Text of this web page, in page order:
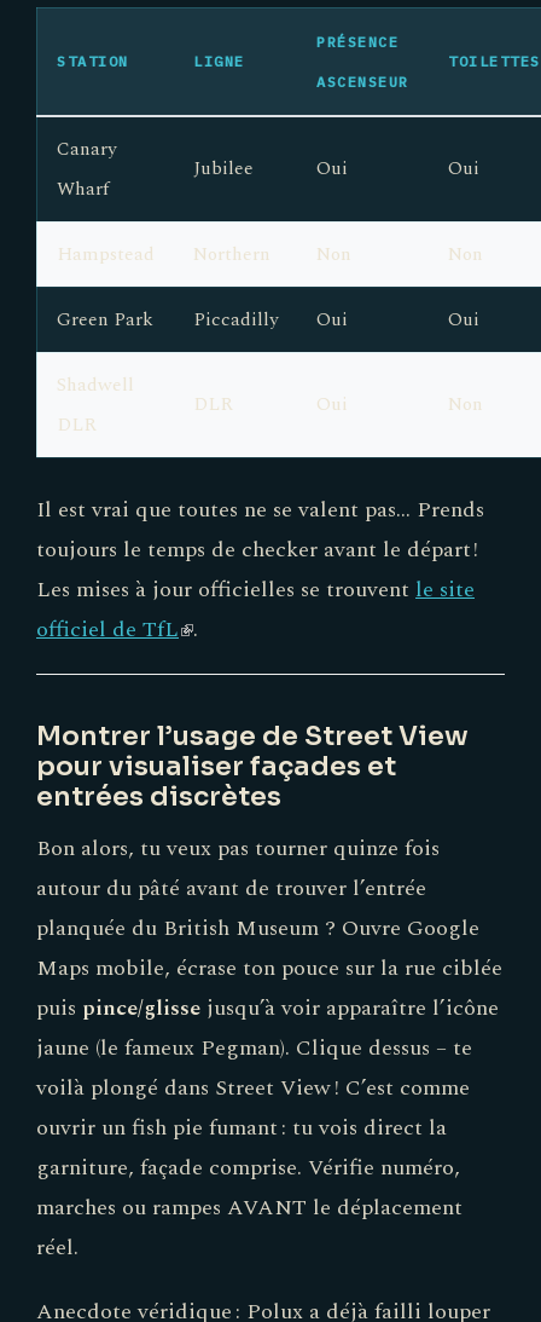
STATION LIGNE
PRÉSENCE
ASCENSEUR
TOILETTES
Canary
Wharf
Jubilee Oui Oui
Hampstead Northern Non Non
Green Park Piccadilly Oui Oui
Shadwell
DLR
DLR Oui Non
Il est vrai que toutes ne se valent pas… Prends
toujours le temps de checker avant le départ !
Les mises à jour officielles se trouvent le site
officiel de TfL (link
Montrer l’usage de Street View
pour visualiser façades et
entrées discrètes
Bon alors, tu veux pas tourner quinze fois
autour du pâté avant de trouver l’entrée
planquée du British Museum ? Ouvre Google
Maps mobile, écrase ton pouce sur la rue ciblée
puis pince/glisse jusqu’à voir apparaître l’icône
jaune (le fameux Pegman). Clique dessus – te
voilà plongé dans Street View ! C’est comme
ouvrir un fish pie fumant : tu vois direct la
garniture, façade comprise. Vérifie numéro,
marches ou rampes AVANT le déplacement
réel.
Anecdote véridique : Polux a déjà failli louper